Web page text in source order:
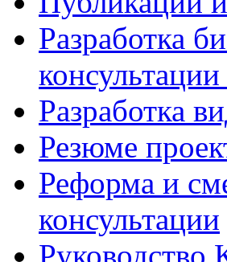
Разработка
Разработка
Резюме
Реформа и
консультации
Руководство